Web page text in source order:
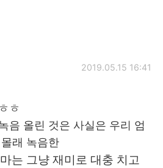
App
2019.05.15 16:41
ㅎ
음 올린 것은 사실은 우리 엄
래 녹음한
는 그냥 재미로 대충 치고